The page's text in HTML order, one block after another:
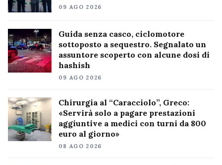
09 AGO 2026
Guida senza casco, ciclomotore
sottoposto a sequestro. Segnalato un
assuntore scoperto con alcune dosi di
hashish
09 AGO 2026
Chirurgia al “Caracciolo”, Greco:
«Servirà solo a pagare prestazioni
aggiuntive a medici con turni da 800
euro al giorno»
08 AGO 2026